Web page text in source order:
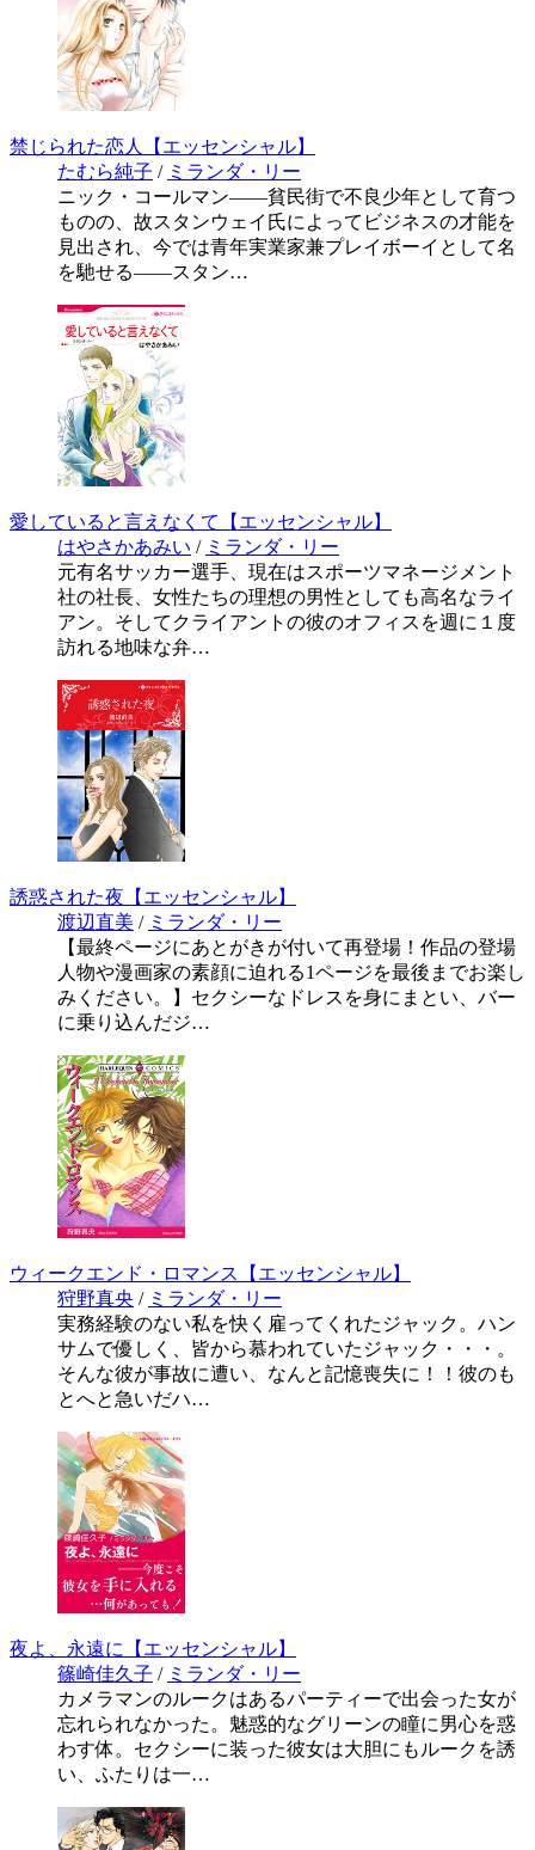
禁じられた恋人【エッセンシャル】
たむら純子 / ミランダ・リー
ニック・コールマン――貧民街で不良少年として育つ
ものの、故スタンウェイ氏によってビジネスの才能を
見出され、今では青年実業家兼プレイボーイとして名
を馳せる――スタン…
愛していると言えなくて【エッセンシャル】
はやさかあみい / ミランダ・リー
元有名サッカー選手、現在はスポーツマネージメント
社の社長、女性たちの理想の男性としても高名なライ
アン。そしてクライアントの彼のオフィスを週に１度
訪れる地味な弁…
誘惑された夜【エッセンシャル】
渡辺直美 / ミランダ・リー
【最終ページにあとがきが付いて再登場！作品の登場
人物や漫画家の素顔に迫れる1ページを最後までお楽し
みください。】セクシーなドレスを身にまとい、バー
に乗り込んだジ…
ウィークエンド・ロマンス【エッセンシャル】
狩野真央 / ミランダ・リー
実務経験のない私を快く雇ってくれたジャック。ハン
サムで優しく、皆から慕われていたジャック・・・。
そんな彼が事故に遭い、なんと記憶喪失に！！彼のも
とへと急いだハ…
夜よ、永遠に【エッセンシャル】
篠崎佳久子 / ミランダ・リー
カメラマンのルークはあるパーティーで出会った女が
忘れられなかった。魅惑的なグリーンの瞳に男心を惑
わす体。セクシーに装った彼女は大胆にもルークを誘
い、ふたりは一…